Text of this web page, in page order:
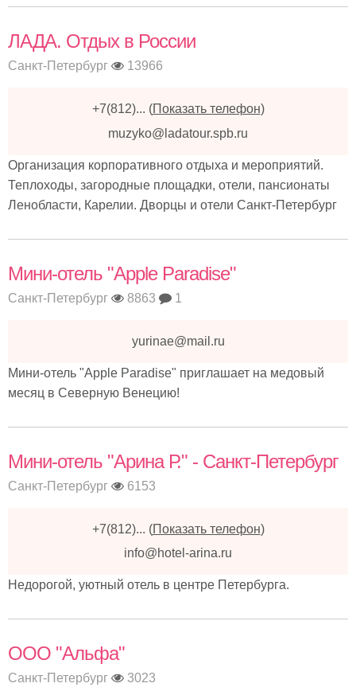
ЛАДА. Отдых в России
Санкт-Петербург 13966
+7(812)... (Показать телефон)
muzyko@ladatour.spb.ru
Организация корпоративного отдыха и мероприятий.
Теплоходы, загородные площадки, отели, пансионаты
Ленобласти, Карелии. Дворцы и отели Санкт-Петербург
Мини-отель "Apple Paradise"
Санкт-Петербург 8863 1
yurinae@mail.ru
Мини-отель "Apple Paradise" приглашает на медовый
месяц в Северную Венецию!
Мини-отель "Арина Р." - Санкт-Петербург
Санкт-Петербург 6153
+7(812)... (Показать телефон)
info@hotel-arina.ru
Недорогой, уютный отель в центре Петербурга.
ООО "Альфа"
Санкт-Петербург 3023